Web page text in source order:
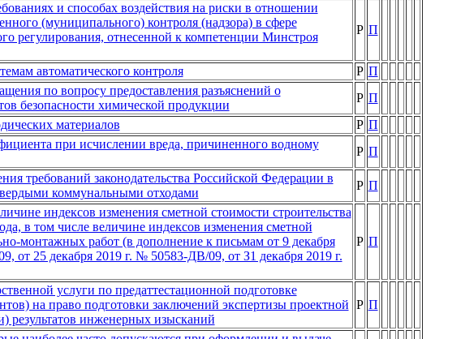
и способах воздействия на риски в отношении
(муниципального) контроля (надзора) в сфере
регулирования, отнесенной к компетенции Минстроя
Р П
автоматического контроля Р П
по вопросу предоставления разъяснений о
безопасности химической продукции
Р П
материалов Р П
при исчислении вреда, причиненного водному
Р П
требований законодательства Российской Федерации в
коммунальными отходами
Р П
индексов изменения сметной стоимости строительства
в том числе величине индексов изменения сметной
монтажных работ (в дополнение к письмам от 9 декабря
от 25 декабря 2019 г. № 50583-ДВ/09, от З1 декабря 2019 г.
Р П
услуги по предаттестационной подготовке
на право подготовки заключений экспертизы проектной
результатов инженерных изысканий
Р П